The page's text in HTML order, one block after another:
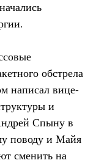
обстрела
написал вице-
и
Спыну в
поводу и Майя
сменить на